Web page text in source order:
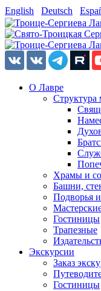
English Deutsch
О Лавре
Структура
Храмы и
Башни,
Подворья
Гостиницы
Трапезные
Экскурсии
Заказ
Гостиницы